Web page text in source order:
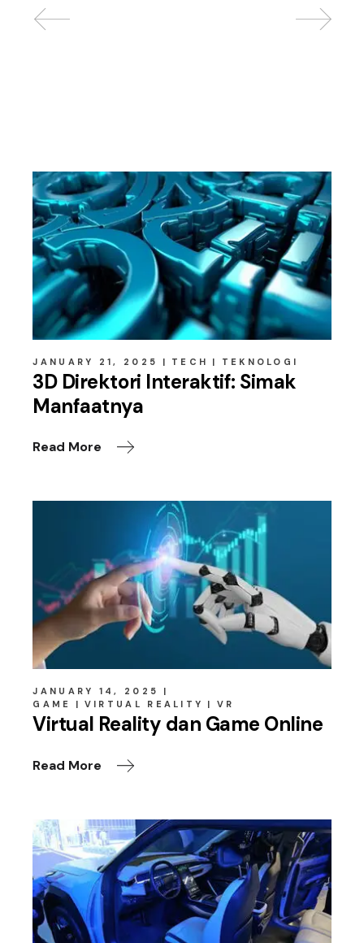
JANUARY 21, 2025 TECH TEKNOLOGI
3D Direktori Interaktif: Simak
Manfaatnya
Read More
JANUARY 14, 2025
GAME
VIRTUAL REALITY VR
Virtual Reality dan Game Online
Read More